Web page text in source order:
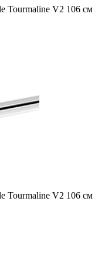
Tourmaline V2 106 см
Tourmaline V2 106 см